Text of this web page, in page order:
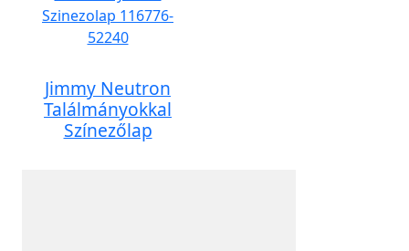
Jimmy Neutron
Találmányokkal
Színezőlap